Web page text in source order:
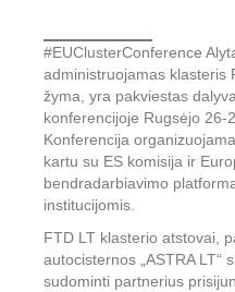
#EUClusterConference
administruojamas klasteris
žyma, yra pakviestas
konferencijoje Rugsėjo 26-
Konferencija
kartu su ES komisija ir
bendradarbiavimo
institucijomis.
FTD LT klasterio atstovai,
autocisternos „ASTRA LT“
sudominti partnerius